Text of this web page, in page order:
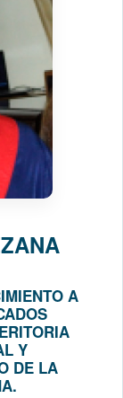
A
Y
DE LA